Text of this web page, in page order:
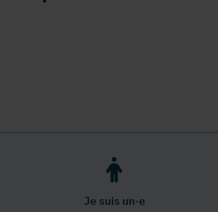
Je suis un·e